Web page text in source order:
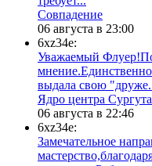
​Совпадение
06 августа в 23:00
6xz34e:
Уважаемый
выдала свою
​Ядро центра
06 августа в 22:46
6xz34e:
Замечательное